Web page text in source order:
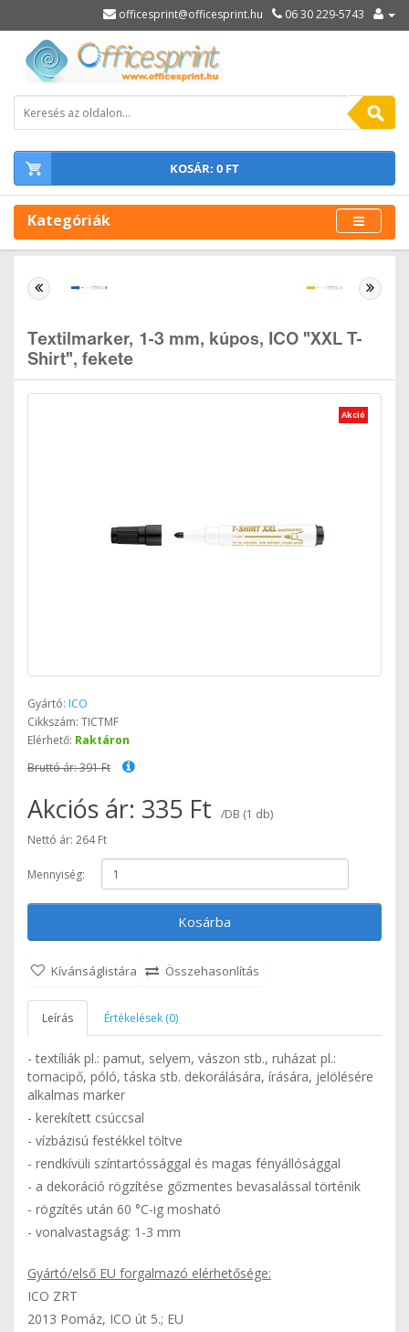
officesprint@officesprint.hu 06 30 229-5743
KOSÁR: 0 FT
Kategóriák
Textilmarker, 1-3 mm, kúpos, ICO "XXL T-
Shirt", fekete
Akció
Gyártó: ICO
Cikkszám: TICTMF
Elérhető: Raktáron
Bruttó ár: 391 Ft
Akciós ár: 335 Ft
/DB (1 db)
Nettó ár: 264 Ft
Mennyiség:
Kosárba
Kívánságlistára Összehasonlítás
Leírás Értékelések (0)
- textíliák pl.: pamut, selyem, vászon stb., ruházat pl.:
tornacipő, póló, táska stb. dekorálására, írására, jelölésére
alkalmas marker
- kerekített csúccsal
- vízbázisú festékkel töltve
- rendkívüli színtartóssággal és magas fényállósággal
- a dekoráció rögzítése gőzmentes bevasalással történik
- rögzítés után 60 °C-ig mosható
- vonalvastagság: 1-3 mm
Gyártó/első EU forgalmazó elérhetősége:
ICO ZRT
2013 Pomáz, ICO út 5.; EU